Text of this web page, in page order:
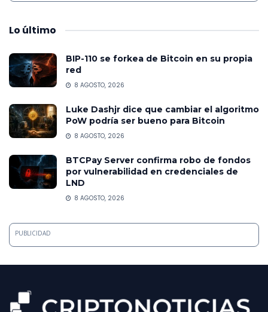
Lo último
BIP-110 se forkea de Bitcoin en su propia
red
8 AGOSTO, 2026
Luke Dashjr dice que cambiar el algoritmo
PoW podría ser bueno para Bitcoin
8 AGOSTO, 2026
BTCPay Server confirma robo de fondos
por vulnerabilidad en credenciales de
LND
8 AGOSTO, 2026
PUBLICIDAD